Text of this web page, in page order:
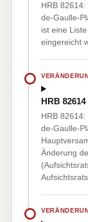
HRB
de-Gaulle-
ist eine
eingereicht
HRB 82614
HRB
de-Gaulle-
Änderung